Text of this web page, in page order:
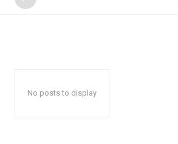
No posts to display